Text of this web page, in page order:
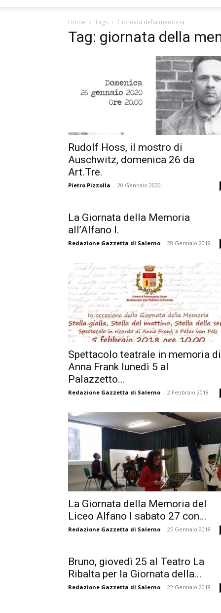
Home Tags Giornata della memoria
Tag: giornata della
Rudolf Hoss, il mostro di
Auschwitz, domenica 26 da
Art.Tre.
Pietro Pizzolla - 20 Gennaio 2020
La Giornata della Memoria
all’Alfano I.
Redazione Gazzetta di Salerno - 28 Gennaio 2019
Spettacolo teatrale in memoria di
Anna Frank lunedì 5 al
Palazzetto...
Redazione Gazzetta di Salerno - 2 Febbraio 2018
La Giornata della Memoria del
Liceo Alfano I sabato 27 con...
Redazione Gazzetta di Salerno - 25 Gennaio 2018
Bruno, giovedì 25 al Teatro La
Ribalta per la Giornata della...
Redazione Gazzetta di Salerno - 22 Gennaio 2018